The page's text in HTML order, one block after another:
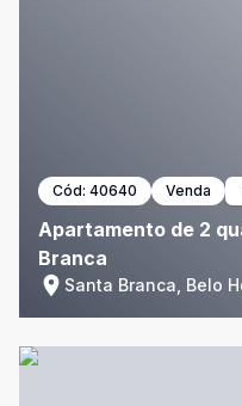
Cód: 40640 Venda
Apartamento de 2
Branca
Santa Branca, Belo